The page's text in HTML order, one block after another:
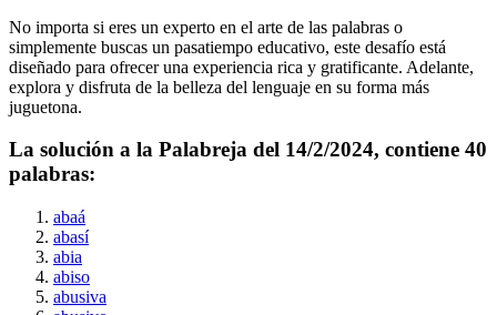
No importa si eres un experto en el arte de las palabras o
simplemente buscas un pasatiempo educativo, este desafío está
diseñado para ofrecer una experiencia rica y gratificante. Adelante,
explora y disfruta de la belleza del lenguaje en su forma más
juguetona.
La solución a la Palabreja del 14/2/2024, contiene 40
palabras:
abaá
abasí
abia
abiso
abusiva